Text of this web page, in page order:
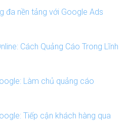
đa nền tảng với Google Ads
Cách Quảng Cáo Trong Lĩnh
Làm chủ quảng cáo
Tiếp cận khách hàng qua